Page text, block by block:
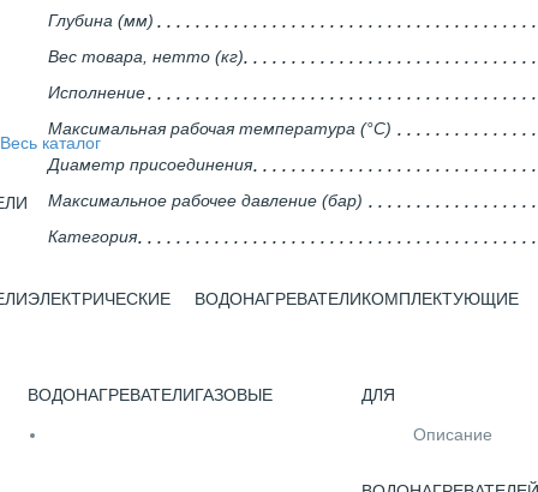
Весь каталог
ЭЛЕКТРИЧЕСКИЕ
ВОДОНАГРЕВАТЕЛИ
ВОДОНАГРЕВАТЕЛИ
ГАЗОВЫЕ
КОМПЛЕКТУЮЩИЕ
ДЛЯ
Глубина (мм)
Вес товара, нетто (кг)
Исполнение
Максимальная рабочая температура (°С)
Диаметр присоединения
Максимальное рабочее давление (бар)
Категория
Описание